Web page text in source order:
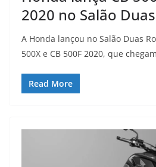
2020 no Salão
A Honda lançou no Salão Duas
500X e CB 500F 2020, que
Read More